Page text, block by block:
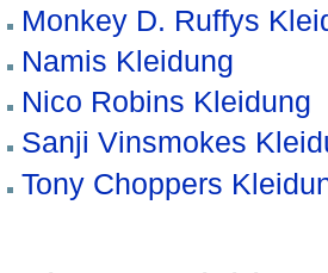
Monkey D. Ruffys
Namis Kleidung
Nico Robins Kleidung
Sanji Vinsmokes
Tony Choppers